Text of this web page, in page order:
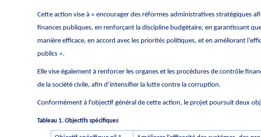
Cette action vise à « encourager des réformes administratives stratégiques
finances publiques, en renforçant la discipline budgétaire, en garantissant
manière efficace, en accord avec les priorités politiques, et en améliorant
publics ».
Elle vise également à renforcer les organes et les procédures de contrôle
de la société civile, afin d’intensifier la lutte contre la corruption.
Conformément à l'objectif général de cette action, le projet poursuit deux
Tableau 1. Objectifs spécifiques